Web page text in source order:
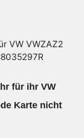
VW VWZAZ2
für ihr VW
Karte nicht